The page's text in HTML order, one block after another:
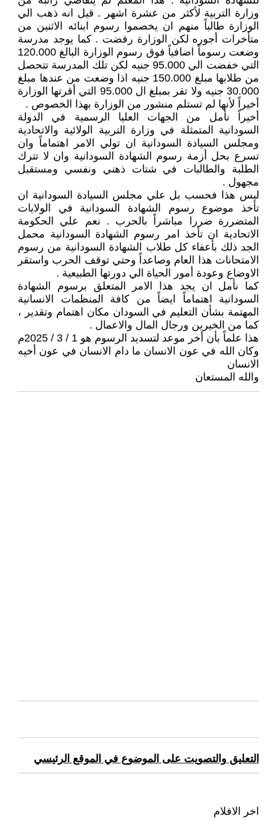
وزارة التربية لأكثر من عشرة اشهر . قيل انه ذهب الي
الوزارة طالباً منهم ان يخصموا رسوم ابنائه الاثنين من
متأخرات أجوره لكن الوزارة رفضت . كما يوجد مدرسة
وضعت رسوماً اضافياً فوق رسوم الوزارة البالغ 120.000
التي خفضت الي 95.000 جنيه لكن تلك المدرسة تتحصل
من طلابها مبلغ 150.000 جنيه اذا وضعت من عندها مبلغ
30.000 جنيه ولا تقر بمبلغ ال 95.000 التي أقرتها الوزارة
أخيراً لأنها لم تستلم منشور من الوزارة بهذا الخصوص .
أخيراً نأمل من الجهات العليا الرسمية في الدولة
السودانية المتمثلة في وزارة التربية الولائية والاتحادية
ومجلس السيادة السودانية ان تولي الامر اهتماماً وان
تسرع بحل أزمة رسوم الشهادة السودانية وان لا تترك
الطلبة والطالبات في شتات ذهني ونفسي ومستقبل
مجهول .
ليس هذا فحسب بل علي مجلس السيادة السودانية ان
تأخذ موضوع رسوم الشهادة السودانية في الولايات
المتضررة ضررا مباشراً بالحرب . نعم علي الحكومة
الاتحادية ان تأخذ امر رسوم الشهادة السودانية محمل
الجد ذلك بأعفاء كل طلاب الشهادة السودانية من رسوم
الامتحانات هذا العام وصاعداً وحتي توقف الحرب واستقر
الاوضاع وعودة أمور الحياة الي دورتها الطبيعية .
كما نأمل ان يجد هذا الامر المتعلق برسوم الشهادة
السودانية اهتماماً ايضاً من كافة المنظمات الانسانية
المهتمة بشأن التعليم في السودان مكان اهتمام وتقدير ،
كما من الخيرين ورجال المال والاعمال .
هذا علماً بأن أخر موعد لتسديد الرسوم هو 1 / 3 / 2025م
وكان الله في عون الانسان ما دام الانسان في عون أخيه
الانسان
والله المستعان
التعليق والتصويت على الموضوع في الموقع الرئيسي
اخر الافلام